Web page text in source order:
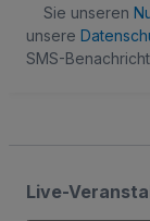
Sie unseren
unsere
SMS-
Live-